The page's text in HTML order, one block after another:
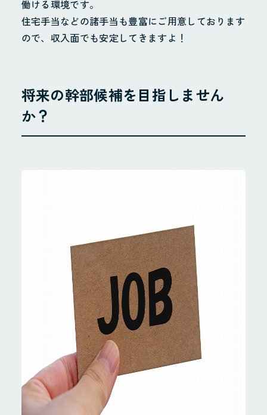
働ける環境です。
住宅手当などの諸手当も豊富にご用意しております
ので、収入面でも安定してきますよ！
将来の幹部候補を目指しません
か？